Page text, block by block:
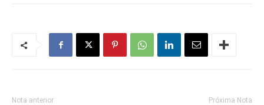
Nota anterior Próxima Nota